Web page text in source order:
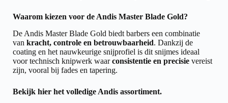
Waarom kiezen voor de Andis Master Blade Gold?
De Andis Master Blade Gold biedt barbers een combinatie
van kracht, controle en betrouwbaarheid. Dankzij de
coating en het nauwkeurige snijprofiel is dit snijmes ideaal
voor technisch knipwerk waarconsistentie en precisie vereist
zijn, vooral bij fades en tapering.
Bekijk hier het volledige Andis assortiment.